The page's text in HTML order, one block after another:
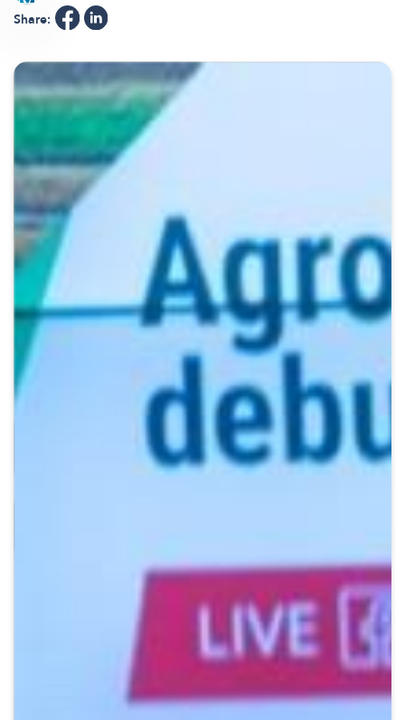
FINTECH
Digital Trends
Crypto
Digital payments
Share: